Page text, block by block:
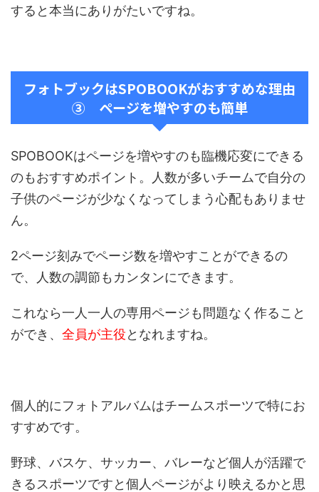
すると本当にありがたいですね。
フォトブックはSPOBOOKがおすすめな理由
③ ページを増やすのも簡単
SPOBOOKはページを増やすのも臨機応変にできる
のもおすすめポイント。人数が多いチームで自分の
子供のページが少なくなってしまう心配もありませ
ん。
2ページ刻みでページ数を増やすことができるの
で、人数の調節もカンタンにできます。
これなら一人一人の専用ページも問題なく作ること
ができ、 全員が主役となれますね。
個人的にフォトアルバムはチームスポーツで特にお
すすめです。
野球、バスケ、サッカー、バレーなど個人が活躍で
きるスポーツですと個人ページがより映えるかと思